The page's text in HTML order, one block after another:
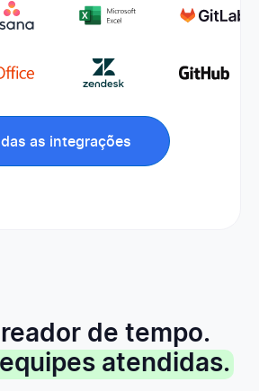
as integrações
de tempo.
equipes atendidas.